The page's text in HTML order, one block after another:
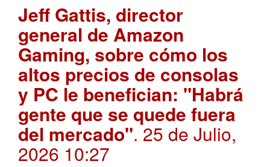
Jeff Gattis, director
general de Amazon
Gaming, sobre cómo los
altos precios de consolas
y PC le benefician: "Habrá
gente que se quede fuera
del mercado". 25 de Julio,
2026 10:27